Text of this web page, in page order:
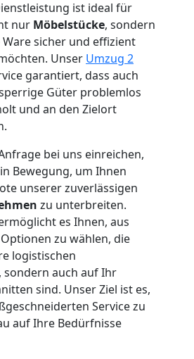
ist ideal für
nur Möbelstücke, sondern
sicher und effizient
Unser Umzug 2
garantiert, dass auch
Güter problemlos
und an den Zielort
bei uns einreichen,
Bewegung, um Ihnen
unserer zuverlässigen
zu unterbreiten.
es Ihnen, aus
zu wählen, die
logistischen
auch auf Ihr
sind. Unser Ziel ist es,
Service zu
auf Ihre Bedürfnisse